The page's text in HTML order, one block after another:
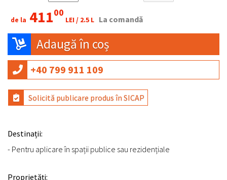
de la 41100
LEI / 2.5 L La comandă
Adaugă în coș
+40 799 911 109
Solicită publicare produs în SICAP
Destinații:
- Pentru aplicare în spații publice sau rezidențiale
Proprietăți: